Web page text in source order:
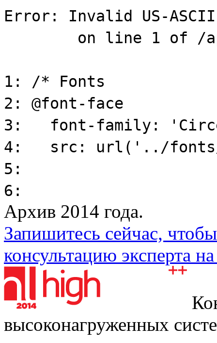
Архив 2014 года.
Запишитесь сейчас,
консультацию эксперта
высоконагруженных